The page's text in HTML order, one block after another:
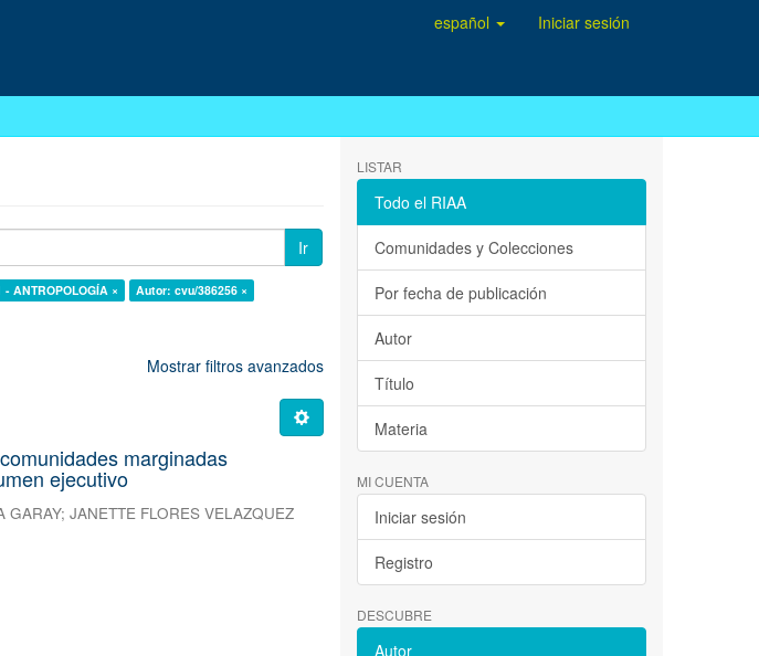
español Iniciar sesión
Ir
ANTROPOLOGÍA ×
Autor: cvu/386256 ×
Mostrar filtros avanzados
marginadas
ejecutivo
GARAY;JANETTE FLORES VELAZQUEZ
LISTAR
Todo el RIAA
Comunidades y Colecciones
Por fecha de publicación
Autor
Título
Materia
MI CUENTA
Iniciar sesión
Registro
DESCUBRE
Autor